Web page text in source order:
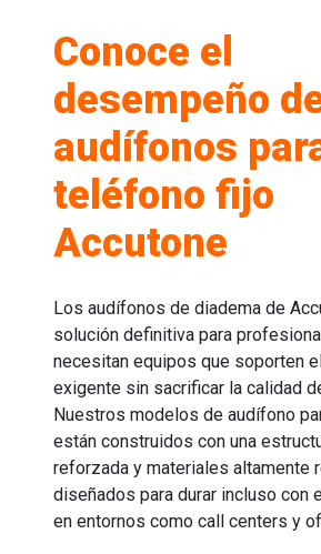
Conoce el
desempeño
audífonos
teléfono fijo
Accutone
Los audífonos de diadema de
solución definitiva para
necesitan equipos que soporten
exigente sin sacrificar la calidad
Nuestros modelos de audífono
están construidos con una
reforzada y materiales altamente
diseñados para durar incluso con
en entornos como call centers y